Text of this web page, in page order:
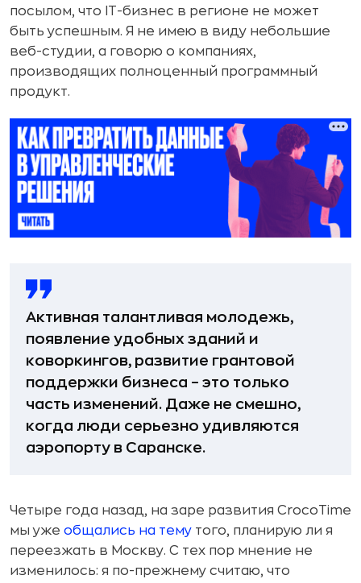
посылом, что IT-бизнес в регионе не может
быть успешным. Я не имею в виду небольшие
веб-студии, а говорю о компаниях,
производящих полноценный программный
продукт.
Активная талантливая молодежь,
появление удобных зданий и
коворкингов, развитие грантовой
поддержки бизнеса – это только
часть изменений. Даже не смешно,
когда люди серьезно удивляются
аэропорту в Саранске.
Четыре года назад, на заре развития CrocoTime
мы уже общались на тему того, планирую ли я
переезжать в Москву. С тех пор мнение не
изменилось: я по-прежнему считаю, что